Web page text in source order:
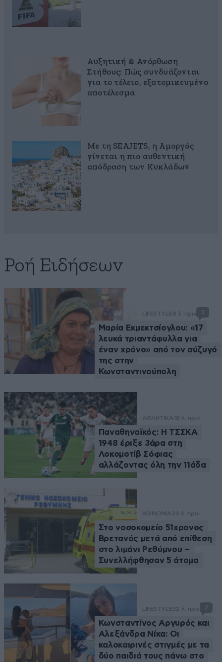
Αυξητική & Ανόρθωση
Στήθους: Πώς συνδυάζονται
για το τέλειο, εξατομικευμένο
αποτέλεσμα
Με τη SEAJETS, η Αμοργός
γίνεται η πιο αυθεντική
απόδραση των Κυκλάδων
Ροή Ειδήσεων
LIFESTYLE8 λ. πριν 3
Μαρία Εκμεκτσίογλου: «17
λευκά τριαντάφυλλα για
έναν χρόνο» από τον σύζυγό
της στην
Κωνσταντινούπολη
ΑΘΛΗΤΙΚΑ 18 λ. πριν
Παναθηναϊκός: Η ΤΣΣΚΑ
1948 έριξε 3άρα στη
Λοκομοτίβ Σόφιας
αλλάζοντας όλη την 11άδα
ΚΟΙΝΩΝΙΑ20 λ. πριν
Στο νοσοκομείο 51χρονος
Βρετανός μετά από επίθεση
στο λιμάνι Ρεθύμνου –
Συνελλήφθησαν 5 άτομα
LIFESTYLE32 λ. πριν 2
Κωνσταντίνος Αργυρός και
Αλεξάνδρα Νίκα: Οι
καλοκαιρινές στιγμές με τα
δύο παιδιά τους πάνω στο